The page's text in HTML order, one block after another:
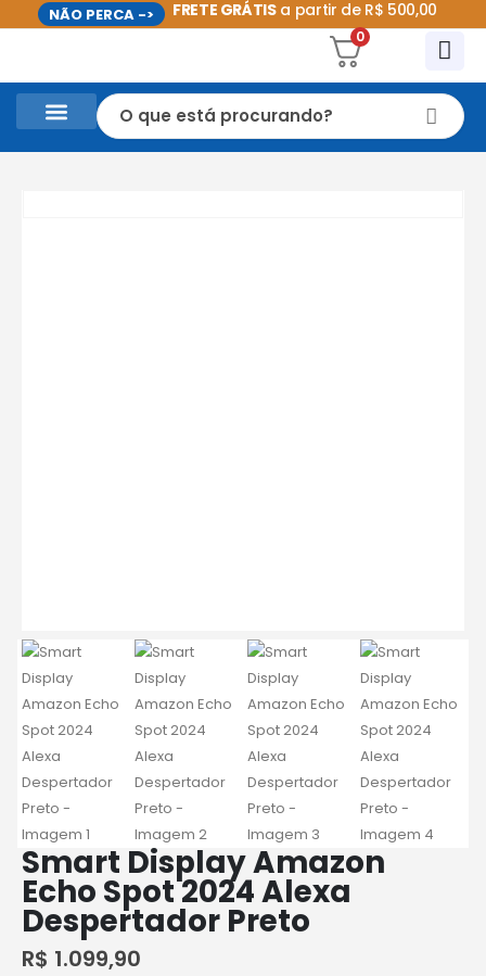
NÃO PERCA -> FRETE GRÁTISa partir de R$ 500,00
0
Smart Display Amazon
Echo Spot 2024 Alexa
Despertador Preto
R$ 1.099,90